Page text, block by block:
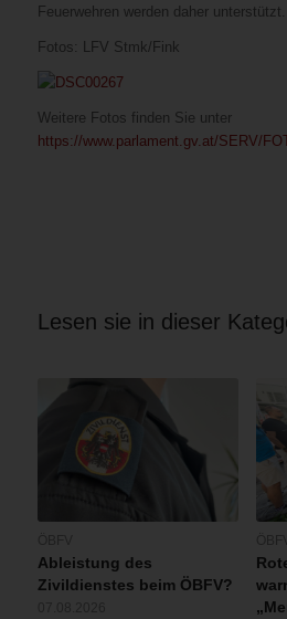
Feuerwehren werden daher unterstützt.
Fotos: LFV Stmk/Fink
Weitere Fotos finden Sie unter
https://www.parlament.gv.at/SERV/
Lesen sie in dieser
Ableistung des
Zivildienstes beim ÖBFV?